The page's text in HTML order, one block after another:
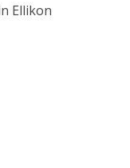
Ellikon